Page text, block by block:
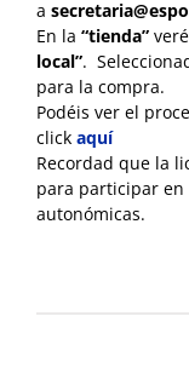
a
En la “tienda”
local”.
para la compra.
Podéis ver el
click aquí
Recordad que la
para participar en
autonómicas.